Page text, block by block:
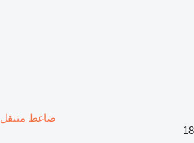
ضاغط متنقل CompAir C 115 - 12 - N
18